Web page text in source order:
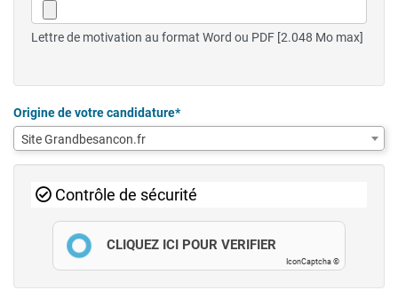
Lettre de motivation au format Word ou PDF [2.048 Mo max]
Origine de votre candidature*
Site Grandbesancon.fr
Contrôle de sécurité
IconCaptcha ©
CLIQUEZ ICI POUR VÉRIFIER